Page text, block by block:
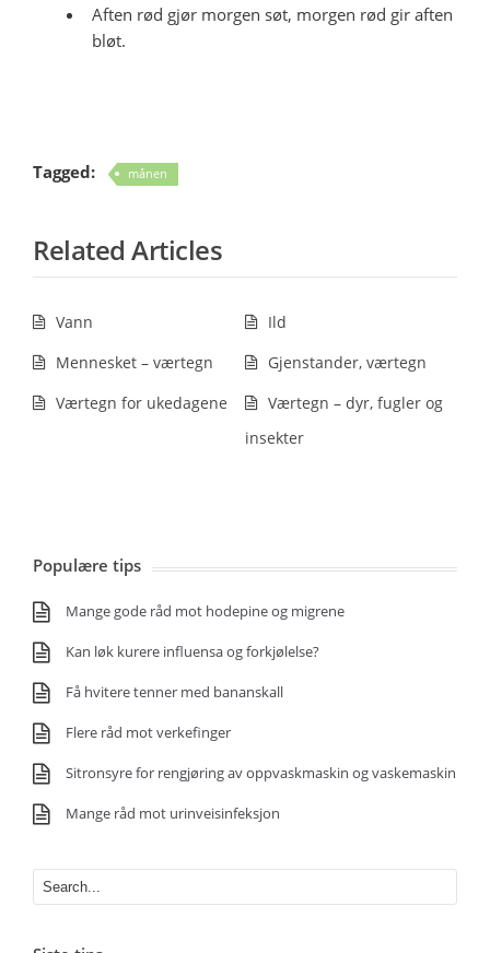
Aften rød gjør morgen søt, morgen rød gir aften
bløt.
Tagged: månen
Related Articles
Vann
Ild
Mennesket – værtegn
Gjenstander, værtegn
Værtegn for ukedagene
Værtegn – dyr, fugler og
insekter
Populære tips
Mange gode råd mot hodepine og migrene
Kan løk kurere influensa og forkjølelse?
Få hvitere tenner med bananskall
Flere råd mot verkefinger
Sitronsyre for rengjøring av oppvaskmaskin og vaskemaskin
Mange råd mot urinveisinfeksjon